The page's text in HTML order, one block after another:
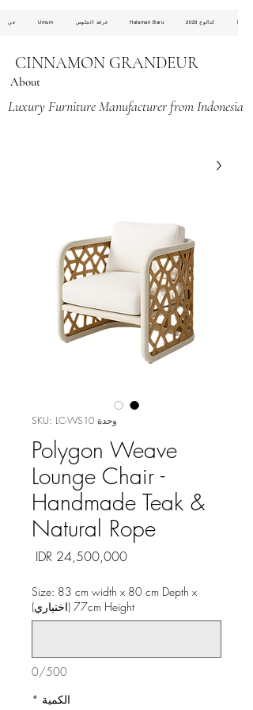
عن Umum غرفة الجلوس Halaman Baru كتالوج 2023
CINNAMON GRANDEUR
About
Luxury Furniture Manufacturer from Indonesia
وحدة SKU: LC-WS10
Polygon Weave
Lounge Chair -
Handmade Teak &
Natural Rope
Size: 83 cm width x 80 cm Depth x
77cm Height (اختياري)
0/500
الكمية *